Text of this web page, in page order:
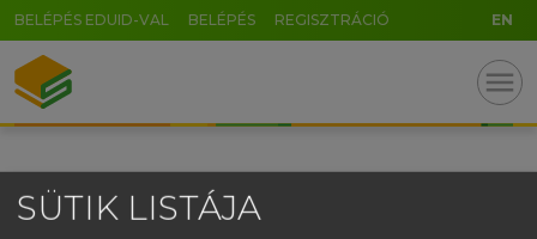
BELÉPÉS EDUID-VAL BELÉPÉS REGISZTRÁCIÓ EN
menu
SÜTIK LISTÁJA
GR
5
g h k l